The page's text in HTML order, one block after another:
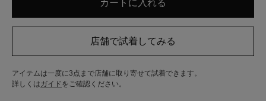
アイテムは一度に3点まで店舗に取り寄せて試着できます。
詳しくはガイド をご確認ください。